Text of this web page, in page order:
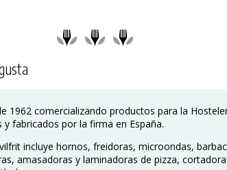
1962 comercializando productos para la
y fabricados por la firma en España.
incluye hornos, freidoras, microondas,
amasadoras y laminadoras de pizza,